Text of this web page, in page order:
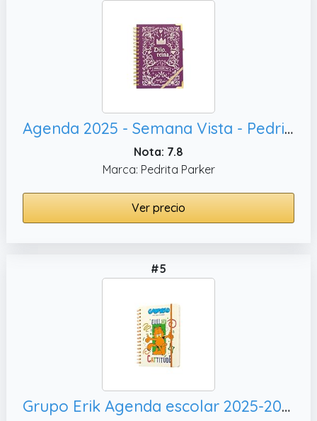
Agenda 2025 - Semana Vista - Pedrita Parker - Dilo, Reina
Nota: 7.8
Marca: Pedrita Parker
Ver precio
#5
Grupo Erik Agenda escolar 2025-2026 Semana Vista A5 Garfield : Agenda Curso 2025 2026 | Con Pegatinas, Ilustraciones y Anillas : Para Niños y Estudiantes de Instituto